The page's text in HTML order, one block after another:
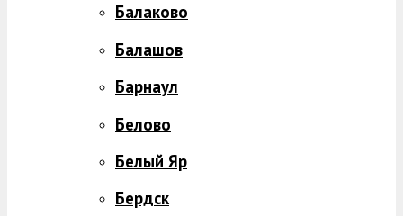
Балаково
Балашов
Барнаул
Белово
Белый Яр
Бердск